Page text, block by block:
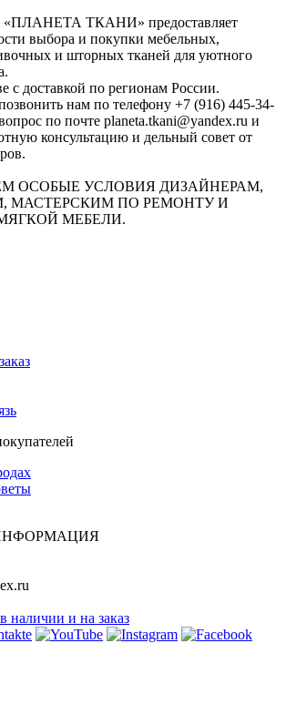
«ПЛАНЕТА ТКАНИ» предоставляет
выбора и покупки мебельных,
и шторных тканей для уютного
с доставкой по регионам России.
нам по телефону +7 (916) 445-34-
по почте planeta.tkani@yandex.ru и
консультацию и дельный совет от
ОСОБЫЕ УСЛОВИЯ ДИЗАЙНЕРАМ,
МАСТЕРСКИМ ПО РЕМОНТУ И
МЕБЕЛИ.
наличии и на заказ